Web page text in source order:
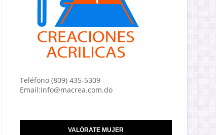
Teléfono (809) 435-5309
Email:Info@macrea.com.do
VALÓRATE MUJER